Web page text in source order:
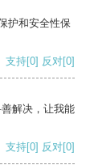
护和安全性保
支持[0] 反对[0]
解决，让我能
支持[0] 反对[0]